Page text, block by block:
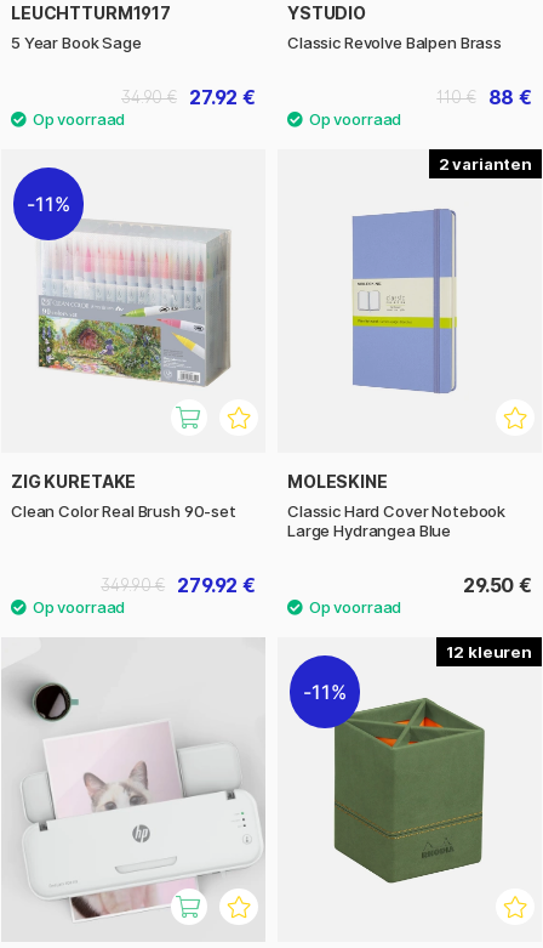
LEUCHTTURM1917
5 Year Book Sage
27.92 €
34.90 €
YSTUDIO
Classic Revolve Balpen Brass
88 €
110 €
11%
ZIG KURETAKE
Clean Color Real Brush 90-set
279.92 €
349.90 €
2
MOLESKINE
Classic Hard Cover Notebook
Large Hydrangea Blue
29.50 €
12
11%